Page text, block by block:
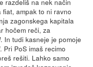
ampak to ni ravno
zagonskega kapitala
hočem reči, za
In tudi kasneje je pomoje
Pri PoS imaš recimo
rešiti. Lahko samo